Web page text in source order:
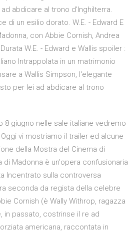
abdicare al trono d'Inghilterra.
di un esilio dorato. W.E. - Edward E
con Abbie Cornish, Andrea
W.E. - Edward e Wallis spoiler :
Intrappolata in un matrimonio
a Wallis Simpson, l'elegante
per lei ad abdicare al trono
8 giugno nelle sale italiane vedremo
vi mostriamo il trailer ed alcune
della Mostra del Cinema di
di Madonna è un'opera confusionaria
Incentrato sulla controversa
seconda da regista della celebre
Cornish (è Wally Withrop, ragazza
in passato, costrinse il re ad
americana, raccontata in